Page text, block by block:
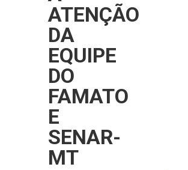
ATENÇÃO
DA
EQUIPE
DO
FAMATO
E
SENAR-
MT